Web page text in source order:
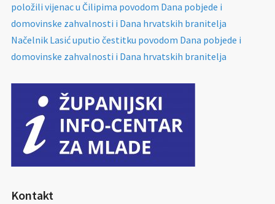
položili vijenac u Čilipima povodom Dana pobjede i
domovinske zahvalnosti i Dana hrvatskih branitelja
Načelnik Lasić uputio čestitku povodom Dana pobjede i
domovinske zahvalnosti i Dana hrvatskih branitelja
Kontakt